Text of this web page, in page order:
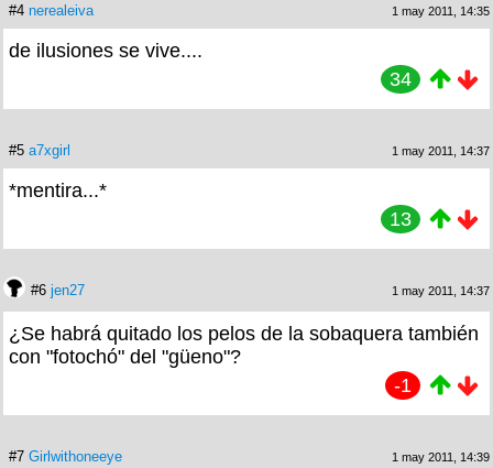
#4 nerealeiva 1 may 2011, 14:35
de ilusiones se vive....
34
#5 a7xgirl 1 may 2011, 14:37
*mentira...*
13
#6 jen27 1 may 2011, 14:37
¿Se habrá quitado los pelos de la sobaquera también
con "fotochó" del "güeno"?
-1
#7 Girlwithoneeye 1 may 2011, 14:39